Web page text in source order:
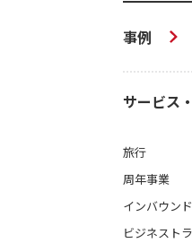
事例
サービス
旅行
周年事業
インバウンド
ビジネスト